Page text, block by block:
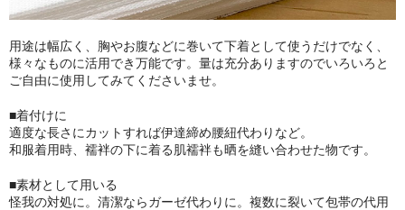
用途は幅広く、胸やお腹などに巻いて下着として使うだけでなく、
様々なものに活用でき万能です。量は充分ありますのでいろいろと
ご自由に使用してみてくださいませ。
■着付けに
適度な長さにカットすれば伊達締め腰紐代わりなど。
和服着用時、襦袢の下に着る肌襦袢も晒を縫い合わせた物です。
■素材として用いる
怪我の対処に。清潔ならガーゼ代わりに。複数に裂いて包帯の代用